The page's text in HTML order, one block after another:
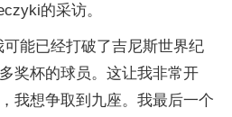
的采访。
可能已经打破了吉尼斯世界纪
奖杯的球员。这让我非常开
我想争取到九座。我最后一个